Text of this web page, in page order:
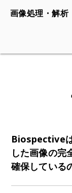
画像処理・解析
Biospective
した画像の完
確保している